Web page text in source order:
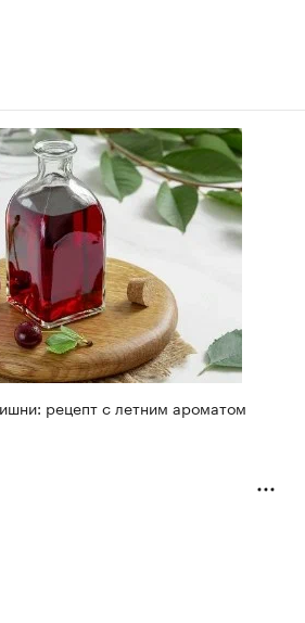
рецепт с летним ароматом